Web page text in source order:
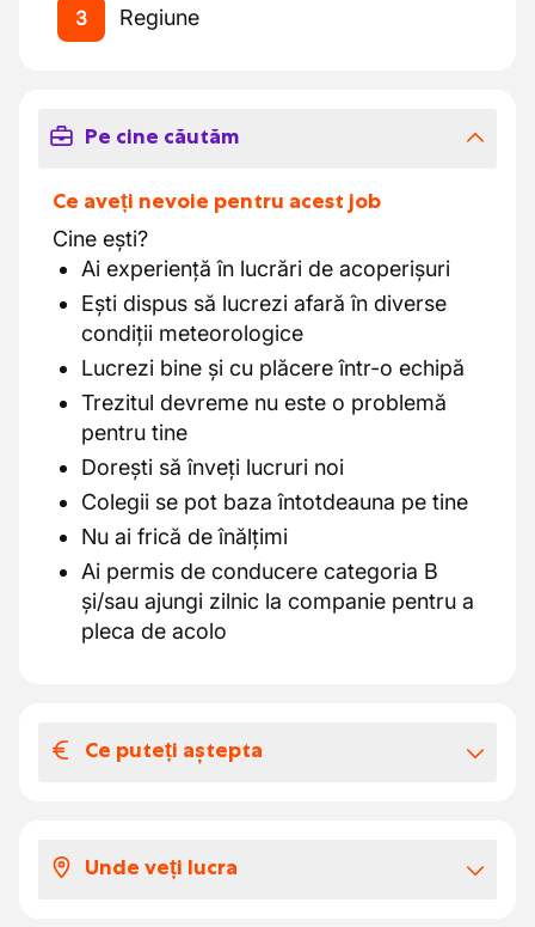
3 Regiune
Pe cine căutăm
Ce aveți nevoie pentru acest job
Cine ești?
Ai experiență în lucrări de acoperișuri
Ești dispus să lucrezi afară în diverse
condiții meteorologice
Lucrezi bine și cu plăcere într-o echipă
Trezitul devreme nu este o problemă
pentru tine
Dorești să înveți lucruri noi
Colegii se pot baza întotdeauna pe tine
Nu ai frică de înălțimi
Ai permis de conducere categoria B
și/sau ajungi zilnic la companie pentru a
pleca de acolo
Ce puteți aștepta
Alegând clientul nostru, alegi:
Un salariu de bază de cel puțin € 18.231
Unde veți lucra